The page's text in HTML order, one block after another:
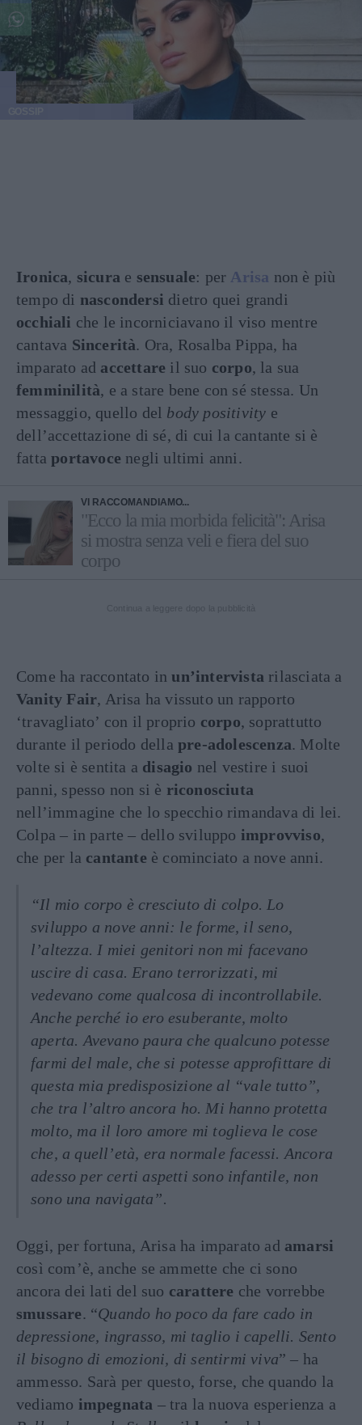
Ironica, sicura e sensuale: per Arisa non è più
tempo di nascondersi dietro quei grandi
occhiali che le incorniciavano il viso mentre
cantava Sincerità. Ora, Rosalba Pippa, ha
imparato ad accettare il suo corpo, la sua
femminilità, e a stare bene con sé stessa. Un
messaggio, quello del body positivity e
dell’accettazione di sé, di cui la cantante si è
fattaportavoce negli ultimi anni.
VI RACCOMANDIAMO...
"Ecco la mia morbida felicità": Arisa
si mostra senza veli e fiera del suo
corpo
Come ha raccontato inun’intervista rilasciata a
Vanity Fair, Arisa ha vissuto un rapporto
‘travagliato’ con il proprio corpo, soprattutto
durante il periodo della pre-adolescenza. Molte
volte si è sentita a disagio nel vestire i suoi
panni, spesso non si è riconosciuta
nell’immagine che lo specchio rimandava di lei.
Colpa – in parte – dello sviluppo improvviso,
che per la cantante è cominciato a nove anni.
“Il mio corpo è cresciuto di colpo. Lo
sviluppo a nove anni: le forme, il seno,
l’altezza. I miei genitori non mi facevano
uscire di casa. Erano terrorizzati, mi
vedevano come qualcosa di incontrollabile.
Anche perché io ero esuberante, molto
aperta. Avevano paura che qualcuno potesse
farmi del male, che si potesse approfittare di
questa mia predisposizione al “vale tutto”,
che tra l’altro ancora ho. Mi hanno protetta
molto, ma il loro amore mi toglieva le cose
che, a quell’età, era normale facessi. Ancora
adesso per certi aspetti sono infantile, non
sono una navigata”.
Oggi, per fortuna, Arisa ha imparato ad amarsi
così com’è, anche se ammette che ci sono
ancora dei lati del suo carattere che vorrebbe
smussare. “Quando ho poco da fare cado in
depressione, ingrasso, mi taglio i capelli. Sento
il bisogno di emozioni, di sentirmi viva” – ha
ammesso. Sarà per questo, forse, che quando la
vediamo impegnata – tra la nuova esperienza a